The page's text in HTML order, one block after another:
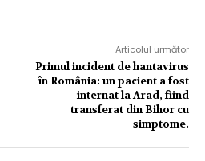
Articolul următor
Primul incident de hantavirus
în România: un pacient a fost
internat la Arad, fiind
transferat din Bihor cu
simptome.